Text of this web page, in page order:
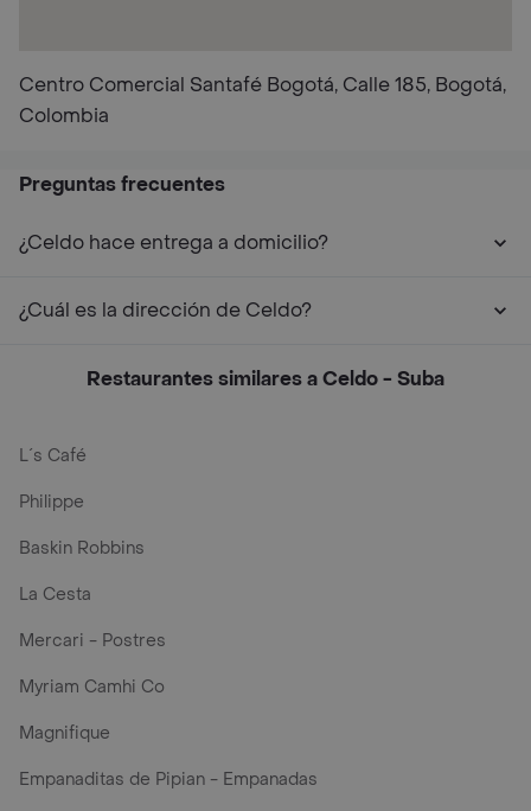
Centro Comercial Santafé Bogotá, Calle 185, Bogotá,
Colombia
Preguntas frecuentes
¿Celdo hace entrega a domicilio?
¿Cuál es la dirección de Celdo?
Restaurantes similares a Celdo - Suba
L´s Café
Philippe
Baskin Robbins
La Cesta
Mercari - Postres
Myriam Camhi Co
Magnifique
Empanaditas de Pipian - Empanadas